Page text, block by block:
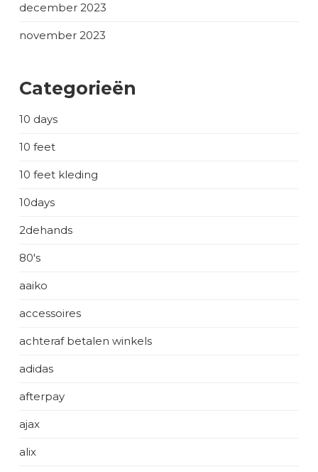
december 2023
november 2023
Categorieën
10 days
10 feet
10 feet kleding
10days
2dehands
80's
aaiko
accessoires
achteraf betalen winkels
adidas
afterpay
ajax
alix